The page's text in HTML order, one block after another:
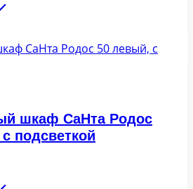
шкаф СаНта Родос
подсветкой